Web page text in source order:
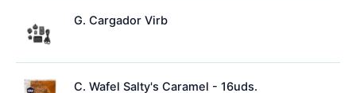
G. Cargador Virb
C. Wafel Salty's Caramel - 16uds.